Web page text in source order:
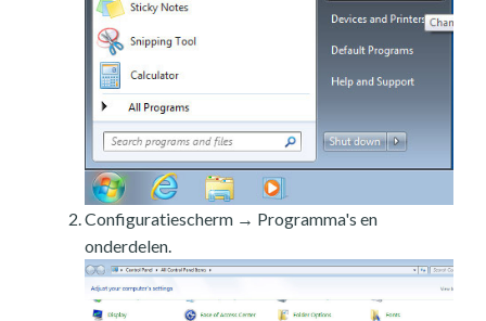
Configuratiescherm → Programma's en
onderdelen.